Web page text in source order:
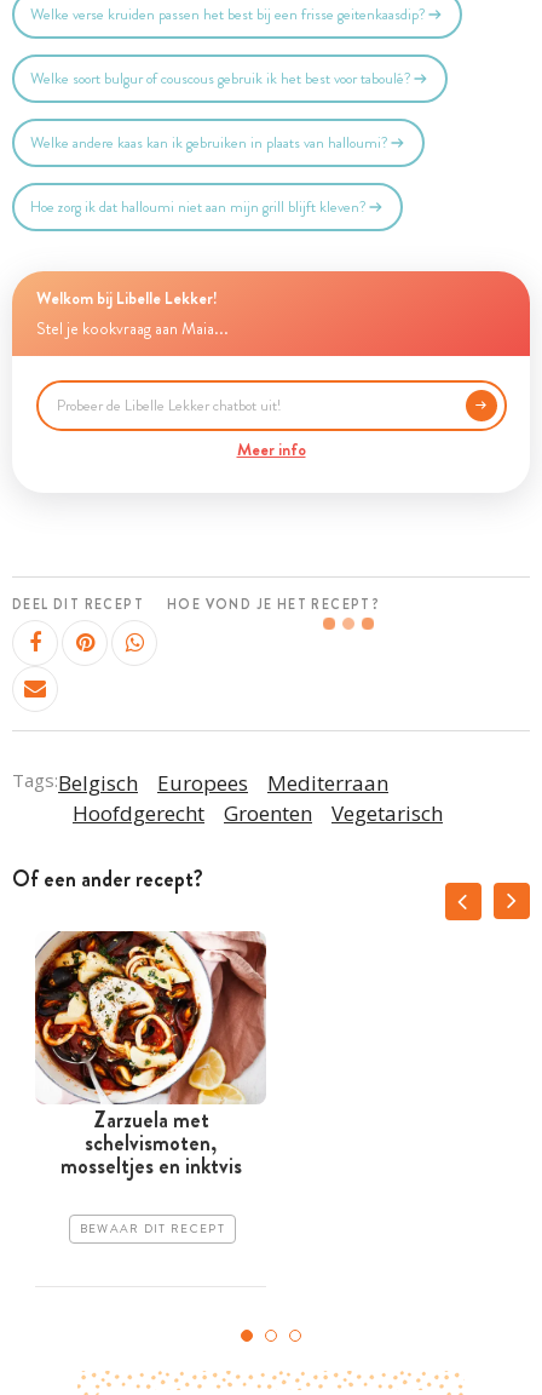
Welke verse kruiden passen het best bij een frisse geitenkaasdip?
Welke soort bulgur of couscous gebruik ik het best voor taboulé?
Welke andere kaas kan ik gebruiken in plaats van halloumi?
Hoe zorg ik dat halloumi niet aan mijn grill blijft kleven?
Welkom bij Libelle Lekker!
Stel je kookvraag aan Maia...
Meer info
DEEL DIT RECEPT HOE VOND JE HET RECEPT?
Tags:Belgisch Europees
Mediterraan
Hoofdgerecht
Groenten Vegetarisch
Of een ander recept?
Zarzuela met
schelvismoten,
mosseltjes en inktvis
BEWAAR DIT RECEPT